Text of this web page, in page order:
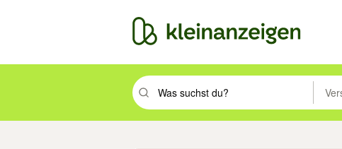
Suchbegriff eingeben. Eingabetaste drücken